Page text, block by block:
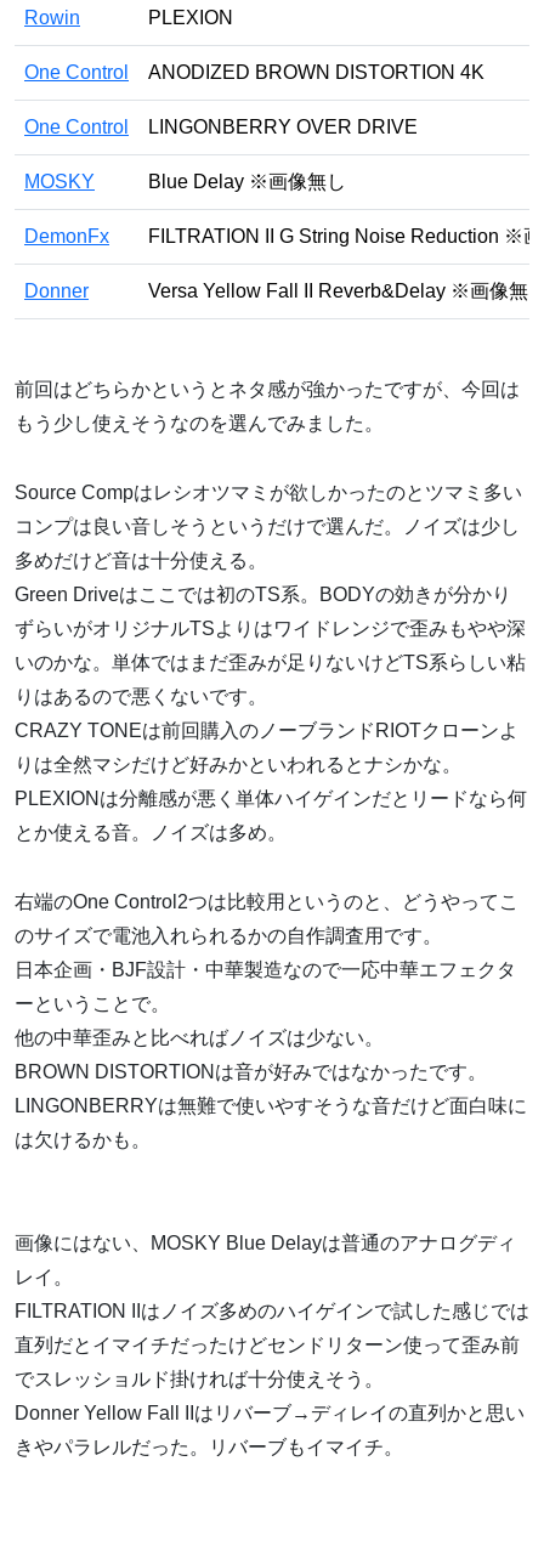
Rowin PLEXION
One Control ANODIZED BROWN DISTORTION 4K
One Control LINGONBERRY OVER DRIVE
MOSKY Blue Delay ※画像無し
DemonFx FILTRATION II G String Noise Reduction ※
Donner Versa Yellow Fall II Reverb&Delay ※画像無
前回はどちらかというとネタ感が強かったですが、今回は
もう少し使えそうなのを選んでみました。
Source Compはレシオツマミが欲しかったのとツマミ多い
コンプは良い音しそうというだけで選んだ。ノイズは少し
多めだけど音は十分使える。
Green Driveはここでは初のTS系。BODYの効きが分かり
ずらいがオリジナルTSよりはワイドレンジで歪みもやや深
いのかな。単体ではまだ歪みが足りないけどTS系らしい粘
りはあるので悪くないです。
CRAZY TONEは前回購入のノーブランドRIOTクローンよ
りは全然マシだけど好みかといわれるとナシかな。
PLEXIONは分離感が悪く単体ハイゲインだとリードなら何
とか使える音。ノイズは多め。
右端のOne Control2つは比較用というのと、どうやってこ
のサイズで電池入れられるかの自作調査用です。
日本企画・BJF設計・中華製造なので一応中華エフェクタ
ーということで。
他の中華歪みと比べればノイズは少ない。
BROWN DISTORTIONは音が好みではなかったです。
LINGONBERRYは無難で使いやすそうな音だけど面白味に
は欠けるかも。
画像にはない、MOSKY Blue Delayは普通のアナログディ
レイ。
FILTRATION IIはノイズ多めのハイゲインで試した感じでは
直列だとイマイチだったけどセンドリターン使って歪み前
でスレッショルド掛ければ十分使えそう。
Donner Yellow Fall IIはリバーブ→ディレイの直列かと思い
きやパラレルだった。リバーブもイマイチ。